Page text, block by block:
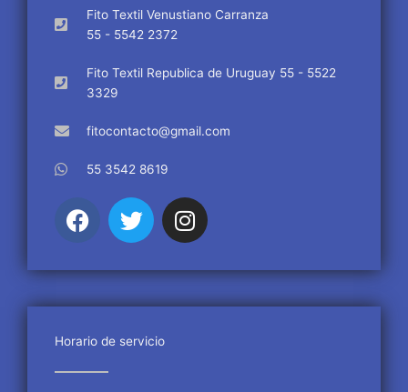
Fito Textil Venustiano Carranza
55 - 5542 2372
Fito Textil Republica de Uruguay 55 - 5522
3329
fitocontacto@gmail.com
55 3542 8619
F
a
e
b
o
k
T
w
t
t
r
I
n
t
a
Horario de servicio